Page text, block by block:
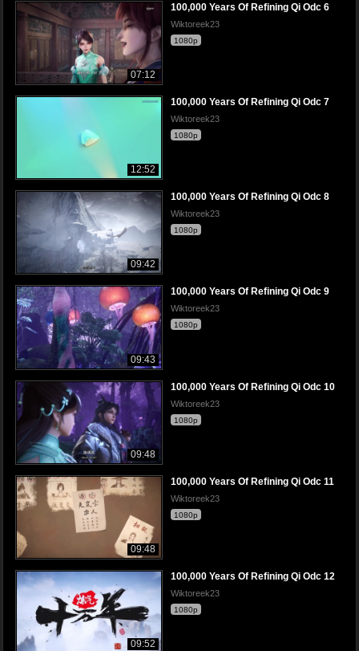
07:12
100,000 Years Of Refining Qi Odc 6
Wiktoreek23
1080p
12:52
100,000 Years Of Refining Qi Odc 7
Wiktoreek23
1080p
09:42
100,000 Years Of Refining Qi Odc 8
Wiktoreek23
1080p
09:43
100,000 Years Of Refining Qi Odc 9
Wiktoreek23
1080p
09:48
100,000 Years Of Refining Qi Odc 10
Wiktoreek23
1080p
09:48
100,000 Years Of Refining Qi Odc 11
Wiktoreek23
1080p
09:52
100,000 Years Of Refining Qi Odc 12
Wiktoreek23
1080p